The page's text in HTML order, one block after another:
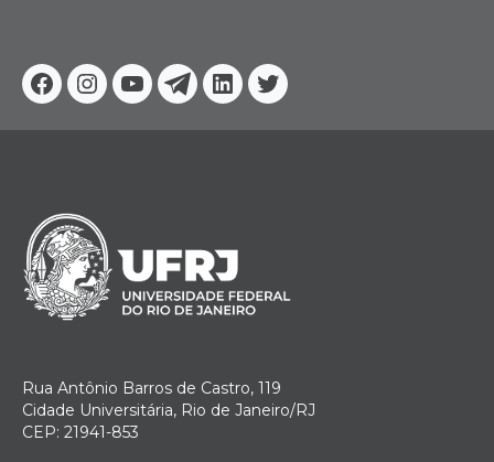
Facebook
Instagram
YoutubeTelegram
Linkedin
Twitter
Rua Antônio Barros de Castro, 119
Cidade Universitária, Rio de Janeiro/RJ
CEP: 21941-853